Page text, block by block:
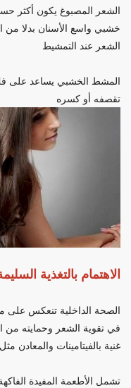
الشعر المصبوغ يكون أكثر
خشبي واسع الأسنان بدلا من
الشعر عند التمشيط
المشط الخشبي يساعد على
تقصفه أو كسره
الاهتمام بالتغذية
الصحة الداخلية تنعكس على
في تقوية الشعر وحمايته
غنية بالفيتامينات والمعادن
تشمل الأطعمة المفيدة